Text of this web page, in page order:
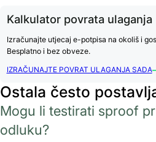
Kalkulator povrata ulaganja
Izračunajte utjecaj e-potpisa na okoliš i
Besplatno i bez obveze.
IZRAČUNAJTE POVRAT ULAGANJA SADA
Ostala često
Mogu li testirati sproof
odluku?